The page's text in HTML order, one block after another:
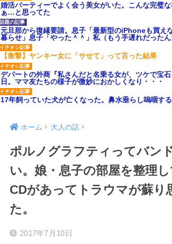
婚活パーティーでよく会う美女がいた。こんな完璧
ぁ…と思ってた
元旦那から復縁要請。息子「最新型のiPhoneも買え
暮らせ」息子「やった＾＾」私（もう手遅れだった
【衝撃】ヤンキー女に「サせて」って言った結果
デパートの外商『私さんだと名乗る女が、ツケで宝
日。ママ友たちの様子が微妙におかしくなり・・・
17年飼っていた犬が亡くなった。鼻水垂らし嗚咽す
ホーム 大人の話
ポルノグラフティってバン
い。娘・息子の部屋を整理
CDがあってトラウマが蘇り
た。
2017年7月10日